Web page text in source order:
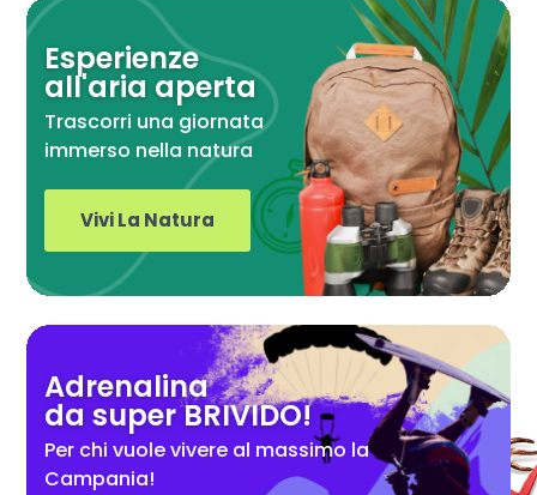
Esperienze
all'aria aperta
Trascorri una giornata
immerso nella natura
Vivi La Natura
Adrenalina
da super BRIVIDO!
Per chi vuole vivere al massimo la
Campania!